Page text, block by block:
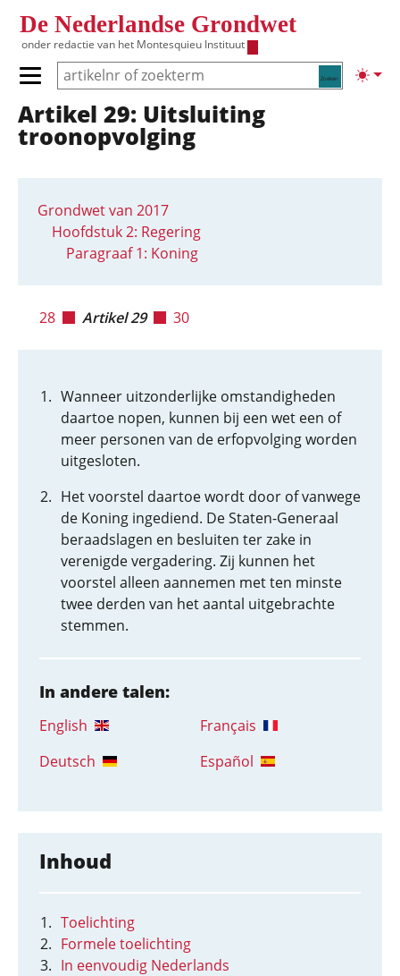
De Nederlandse Grondwet
onder redactie van het Montesquieu Instituut
Zoeken
Primair menu tonen/verbergen
Hoofdnavigatie
Artikel 29: Uitsluiting
troonopvolging
Grondwet van 2017
Hoofdstuk 2: Regering
Paragraaf 1: Koning
28 Artikel 29 30
Wanneer uitzonderlijke omstandigheden
daartoe nopen, kunnen bij een wet een of
meer personen van de erfopvolging worden
uitgesloten.
Het voorstel daartoe wordt door of vanwege
de Koning ingediend. De Staten-Generaal
beraadslagen en besluiten ter zake in
verenigde vergadering. Zij kunnen het
voorstel alleen aannemen met ten minste
twee derden van het aantal uitgebrachte
stemmen.
In andere talen:
English
Français
Deutsch
Español
Inhoud
Toelichting
Formele toelichting
In eenvoudig Nederlands